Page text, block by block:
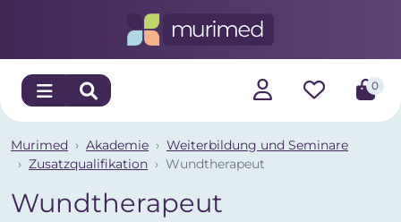
0
Murimed Akademie
Weiterbildung und Seminare
Zusatzqualifikation
Wundtherapeut
Wundtherapeut